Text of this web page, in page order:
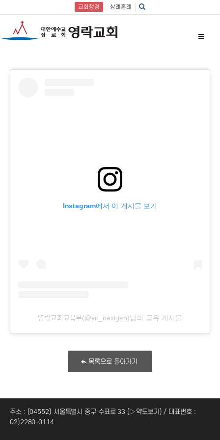
교회행정 상례혼례
Instagram에서 이 게시물 보기
영락교회교육부(@yn_nextgen)님의 공유 게시물
목록으로 돌아가기
주소 : (04552) 서울특별시 중구 수표로 33 (▷약도보기) / 대표번호 :
02)2280-0114